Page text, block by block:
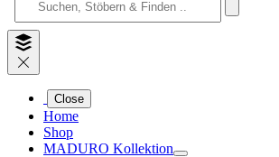
Close
Home
Shop
MADURO Kollektion